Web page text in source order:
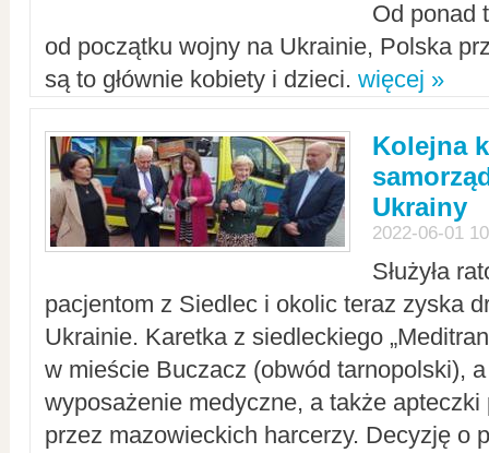
Od ponad
od początku wojny na Ukrainie, Polska
są to głównie kobiety i dzieci. więcej »
Kolejna
Ukrainy
2022-06-01
Służyła
pacjentom z Siedlec i okolic teraz zyska
Ukrainie. Karetka z siedleckiego
w mieście Buczacz (obwód tarnopolski),
wyposażenie medyczne, a także apteczki
przez mazowieckich harcerzy. Decyzję o